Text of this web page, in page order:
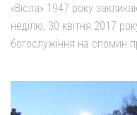
«Вісла» 1947 року
неділю, 30 квітня 2017
богослужіння на спомин